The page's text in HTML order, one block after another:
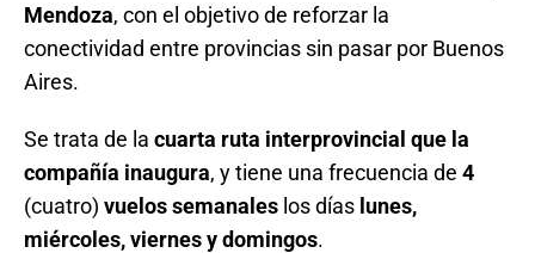
Mendoza, con el objetivo de reforzar la
conectividad entre provincias sin pasar por Buenos
Aires.
Se trata de la cuarta ruta interprovincial que la
compañía inaugura, y tiene una frecuencia de 4
(cuatro) vuelos semanales los días lunes,
miércoles, viernes y domingos.